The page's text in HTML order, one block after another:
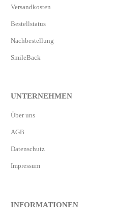
Versandkosten
Bestellstatus
Nachbestellung
SmileBack
UNTERNEHMEN
Über uns
AGB
Datenschutz
Impressum
INFORMATIONEN